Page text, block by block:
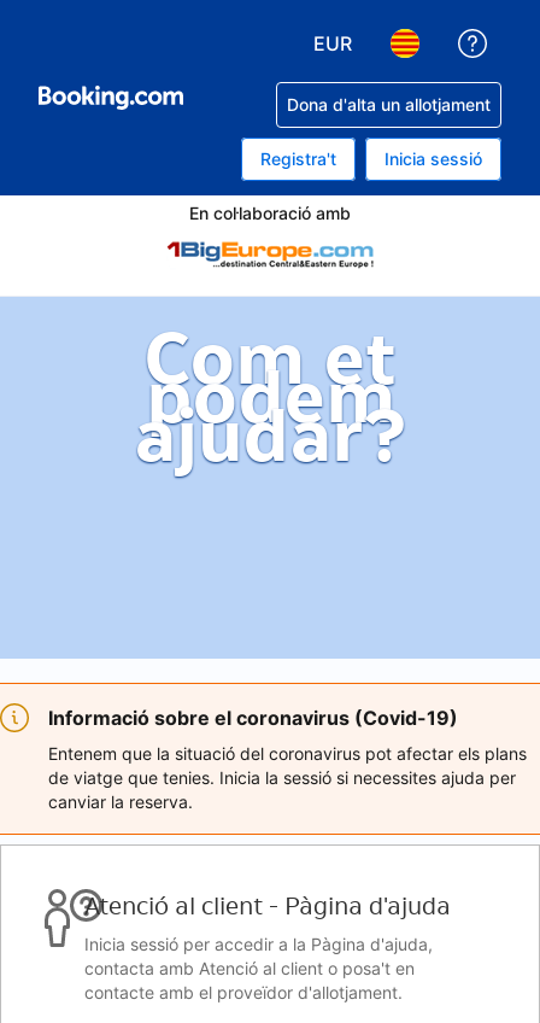
EUR
Dona d'alta un allotjament
Registra't Inicia sessió
En col·laboració amb
Com et
podem
ajudar?
Informació sobre el coronavirus (Covid-19)
Entenem que la situació del coronavirus pot afectar els plans
de viatge que tenies. Inicia la sessió si necessites ajuda per
canviar la reserva.
Atenció al client - Pàgina d'ajuda
Inicia sessió per accedir a la Pàgina d'ajuda,
contacta amb Atenció al client o posa't en
contacte amb el proveïdor d'allotjament.